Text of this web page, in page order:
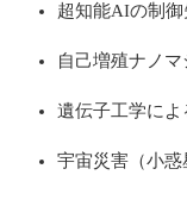
超知能AIの制御
自己増殖ナノマ
遺伝子工学に
宇宙災害（小惑